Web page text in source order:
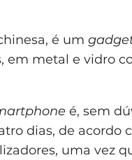
é um
em metal e vidro
é, sem
dias, de acordo
uma vez